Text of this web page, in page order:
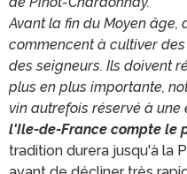
Avant la fin du Moyen
commencent à cultiver
des seigneurs. Ils doivent
plus en plus importante,
vin autrefois réservé à
l'Ile-de-France compte le
tradition durera jusqu'à la